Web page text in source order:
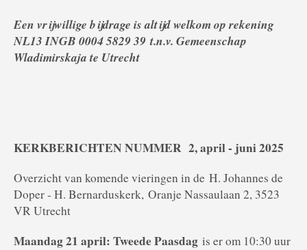
Een vrijwillige bijdrage is altijd welkom op rekening
NL13 INGB 0004 5829 39t.n.v. Gemeenschap
Wladimirskaja te Utrecht
KERKBERICHTEN NUMMER 2, april - juni 2025
Overzicht van komende vieringen in de H. Johannes de
Doper - H. Bernarduskerk, Oranje Nassaulaan 2, 3523
VR Utrecht
Maandag 21 april: Tweede Paasdag is er om 10:30 uur